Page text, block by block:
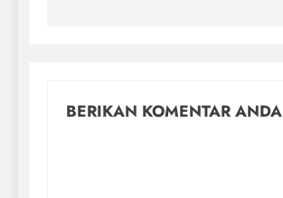
BERIKAN KOMENTAR ANDA